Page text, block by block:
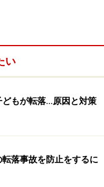
ー
い
もが転落…原因と対策
落事故を防止をするに